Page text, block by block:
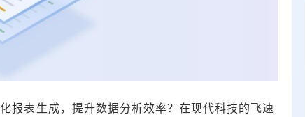
报表生成，提升数据分析效率？在现代科技的飞速